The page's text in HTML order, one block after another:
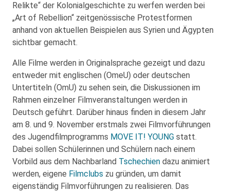
Relikte“ der Kolonialgeschichte zu werfen werden bei
„Art of Rebellion“ zeitgenössische Protestformen
anhand von aktuellen Beispielen aus Syrien und Ägypten
sichtbar gemacht.
Alle Filme werden in Originalsprache gezeigt und dazu
entweder mit englischen (OmeU) oder deutschen
Untertiteln (OmU) zu sehen sein, die Diskussionen im
Rahmen einzelner Filmveranstaltungen werden in
Deutsch geführt. Darüber hinaus finden in diesem Jahr
am 8. und 9. November erstmals zwei Filmvorführungen
des Jugendfilmprogramms MOVE IT! YOUNG statt.
Dabei sollen Schülerinnen und Schülern nach einem
Vorbild aus dem Nachbarland Tschechien dazu animiert
werden, eigene Filmclubs zu gründen, um damit
eigenständig Filmvorführungen zu realisieren. Das